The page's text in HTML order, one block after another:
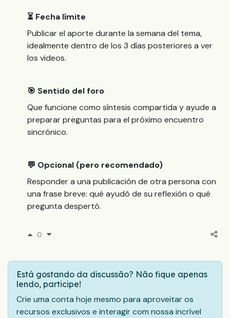
⏳ Fecha límite
Publicar el aporte durante la semana del tema,
idealmente dentro de los 3 días posteriores a ver
los videos.
🎯 Sentido del foro
Que funcione como síntesis compartida y ayude a
preparar preguntas para el próximo encuentro
sincrónico.
💬 Opcional (pero recomendado)
Responder a una publicación de otra persona con
una frase breve: qué ayudó de su reflexión o qué
pregunta despertó.
0
Está gostando da discussão? Não fique apenas
lendo, participe!
Crie uma conta hoje mesmo para aproveitar os
recursos exclusivos e interagir com nossa incrível